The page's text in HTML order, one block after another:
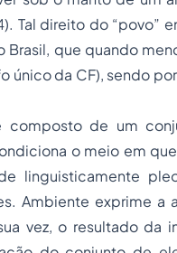
Tal direito do “povo”
Brasil, que quando
único da CF), sendo
composto de um
o meio em
linguisticamente
Ambiente exprime a
vez, o resultado da